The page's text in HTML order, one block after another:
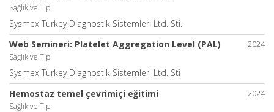
Sağlık ve Tıp
Sysmex Turkey Diagnostik Sistemleri Ltd. Sti.
2024
Web Semineri: Platelet Aggregation Level (PAL)
Sağlık ve Tıp
Sysmex Turkey Diagnostik Sistemleri Ltd. Sti
2024
Hemostaz temel çevrimiçi eğitimi
Sağlık ve Tıp